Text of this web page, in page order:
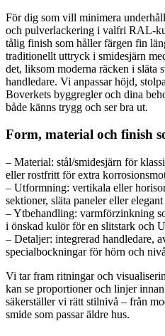
För dig som vill minimera
och pulverlackering i valfri RAL-
tålig finish som håller färgen fin
traditionellt uttryck i smidesjärn
det, liksom moderna räcken i släta
handledare. Vi anpassar höjd,
Boverkets byggregler och dina
både känns trygg och ser bra ut.
Form, material och finish
– Material: stål/smidesjärn för
eller rostfritt för extra
– Utformning: vertikala eller
sektioner, släta paneler eller
– Ytbehandling: varmförzinkning
i önskad kulör för en slitstark och
– Detaljer: integrerad handledare,
specialbockningar för hörn och
Vi tar fram ritningar och
kan se proportioner och linjer
säkerställer vi rätt stilnivå – från
smide som passar äldre hus.